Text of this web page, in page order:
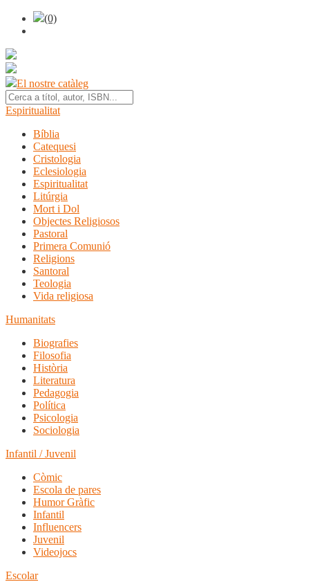
(0)
El nostre catàleg
Espiritualitat
Bíblia
Catequesi
Cristologia
Eclesiologia
Espiritualitat
Litúrgia
Mort i Dol
Objectes Religiosos
Pastoral
Primera Comunió
Religions
Santoral
Teologia
Vida religiosa
Humanitats
Biografies
Filosofia
Història
Literatura
Pedagogia
Política
Psicologia
Sociologia
Infantil / Juvenil
Còmic
Escola de pares
Humor Gràfic
Infantil
Influencers
Juvenil
Videojocs
Escolar